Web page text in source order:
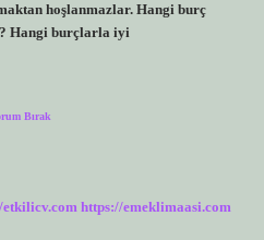
hoşlanmazlar. Hangi burç
Hangi burçlarla iyi
Bırak
etkilicv.com https://emeklimaasi.com